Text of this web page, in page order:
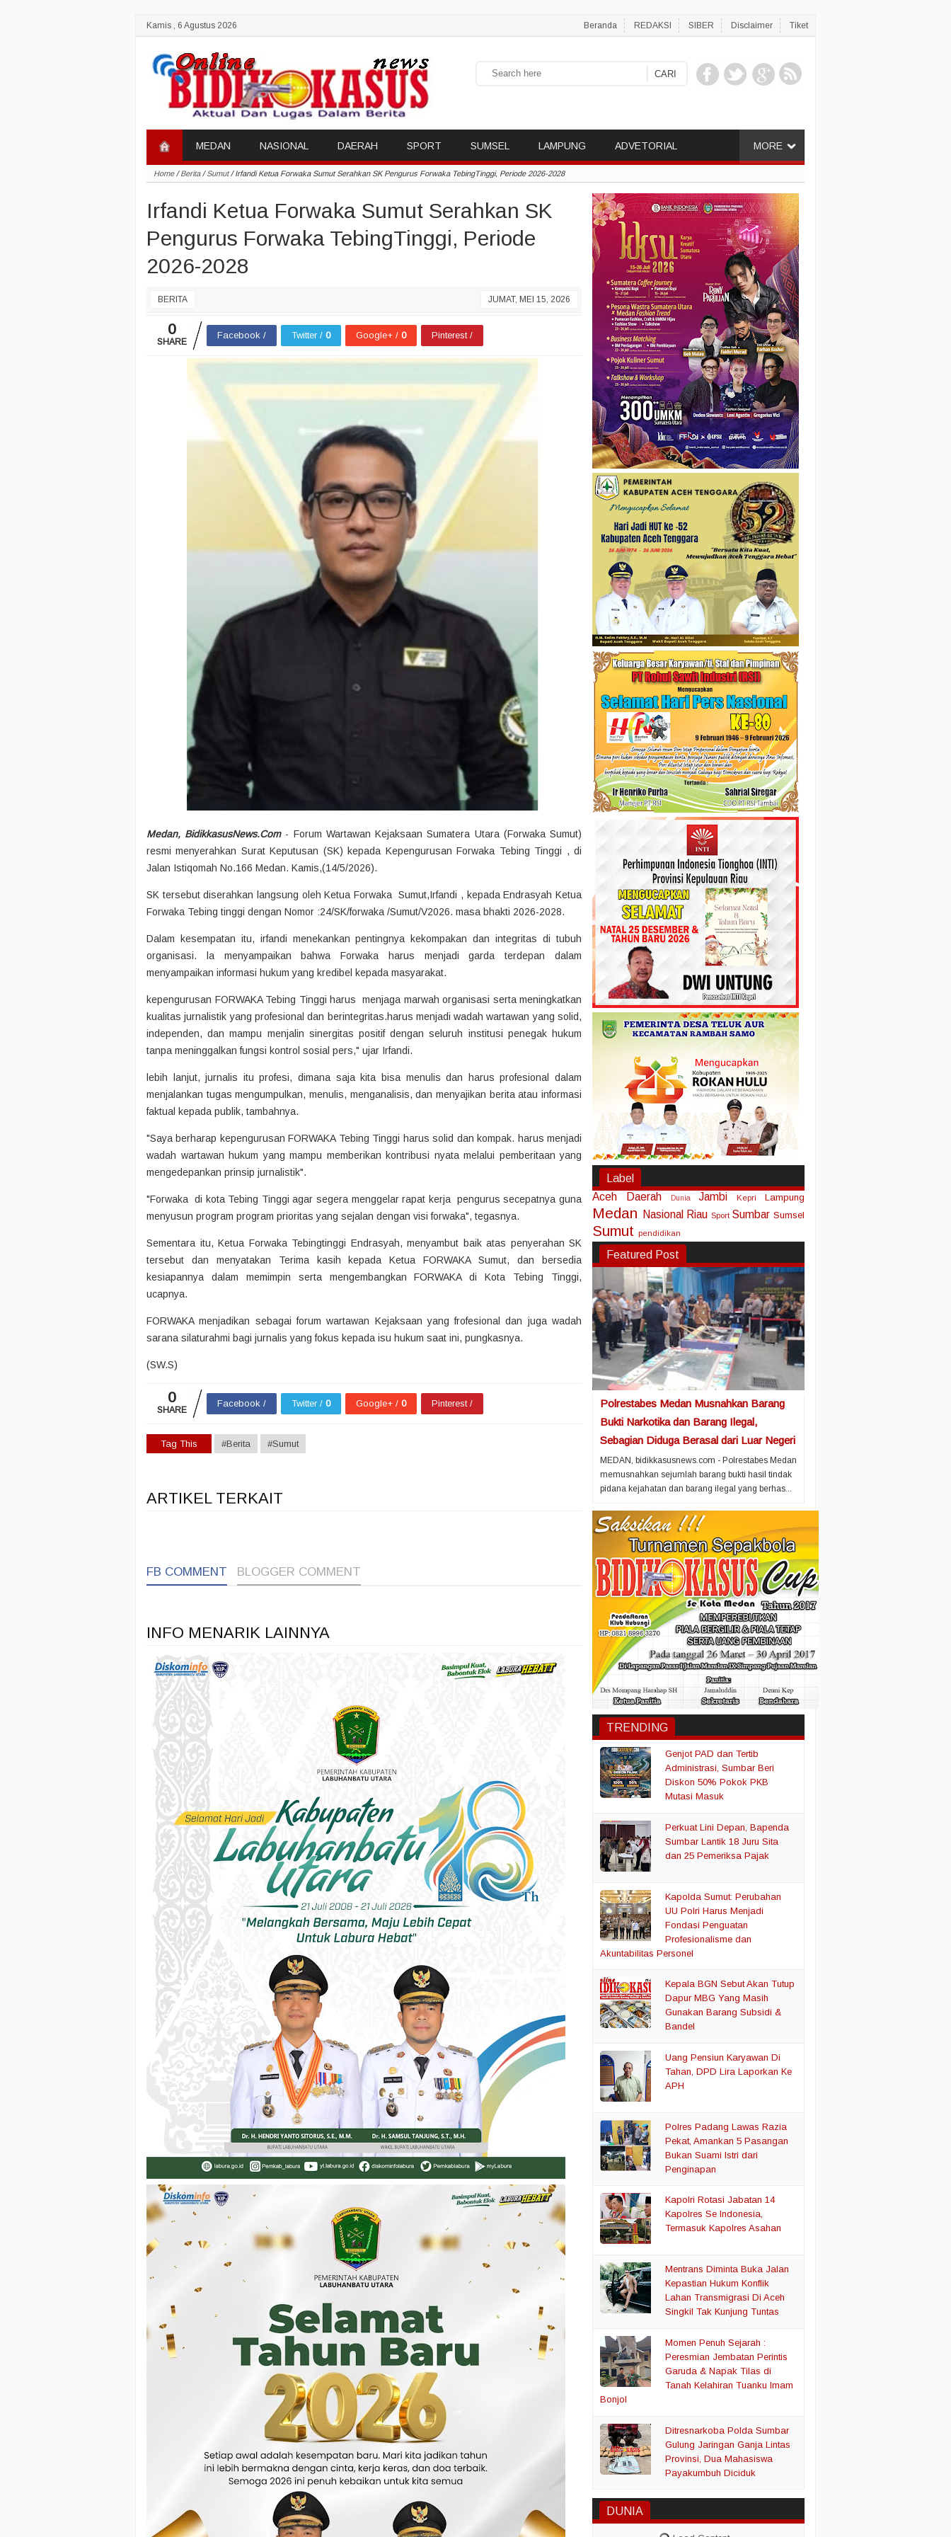
Kamis , 6 Agustus 2026 Beranda REDAKSI SIBER Disclaimer Tiket
MORE
MEDAN NASIONAL DAERAH SPORT SUMSEL LAMPUNG ADVETORIAL
Home/Berita/Sumut/Irfandi Ketua Forwaka Sumut Serahkan SK Pengurus Forwaka TebingTinggi, Periode 2026-2028
Irfandi Ketua Forwaka Sumut Serahkan SK
Pengurus Forwaka TebingTinggi, Periode
2026-2028
BERITA JUMAT, MEI 15, 2026
0
SHARE
Facebook / Twitter / 0 Google+ / 0 Pinterest /
Medan, BidikkasusNews.Com- Forum Wartawan Kejaksaan Sumatera Utara (Forwaka Sumut)
resmi menyerahkan Surat Keputusan (SK) kepada Kepengurusan Forwaka Tebing Tinggi , di
Jalan Istiqomah No.166 Medan. Kamis,(14/5/2026).
SK tersebut diserahkan langsung oleh Ketua Forwaka Sumut,Irfandi , kepada Endrasyah Ketua
Forwaka Tebing tinggi dengan Nomor :24/SK/forwaka /Sumut/V2026. masa bhakti 2026-2028.
Dalam kesempatan itu, irfandi menekankan pentingnya kekompakan dan integritas di tubuh
organisasi. la menyampaikan bahwa Forwaka harus menjadi garda terdepan dalam
menyampaikan informasi hukum yang kredibel kepada masyarakat.
kepengurusan FORWAKA Tebing Tinggi harus menjaga marwah organisasi serta meningkatkan
kualitas jurnalistik yang profesional dan berintegritas.harus menjadi wadah wartawan yang solid,
independen, dan mampu menjalin sinergitas positif dengan seluruh institusi penegak hukum
tanpa meninggalkan fungsi kontrol sosial pers," ujar Irfandi.
lebih lanjut, jurnalis itu profesi, dimana saja kita bisa menulis dan harus profesional dalam
menjalankan tugas mengumpulkan, menulis, menganalisis, dan menyajikan berita atau informasi
faktual kepada publik, tambahnya.
"Saya berharap kepengurusan FORWAKA Tebing Tinggi harus solid dan kompak. harus menjadi
wadah wartawan hukum yang mampu memberikan kontribusi nyata melalui pemberitaan yang
mengedepankan prinsip jurnalistik".
"Forwaka di kota Tebing Tinggi agar segera menggelar rapat kerja pengurus secepatnya guna
menyusun program program prioritas yang sejalan dengan visi forwaka", tegasnya.
Sementara itu, Ketua Forwaka Tebingtinggi Endrasyah, menyambut baik atas penyerahan SK
tersebut dan menyatakan Terima kasih kepada Ketua FORWAKA Sumut, dan bersedia
kesiapannya dalam memimpin serta mengembangkan FORWAKA di Kota Tebing Tinggi,
ucapnya.
FORWAKA menjadikan sebagai forum wartawan Kejaksaan yang frofesional dan juga wadah
sarana silaturahmi bagi jurnalis yang fokus kepada isu hukum saat ini, pungkasnya.
(SW.S)
0
SHARE
Facebook / Twitter / 0 Google+ / 0 Pinterest /
Tag This #Berita #Sumut
ARTIKEL TERKAIT
FB COMMENT BLOGGER COMMENT
INFO MENARIK LAINNYA
Label
Aceh
Daerah Dunia Jambi Kepri Lampung
Medan Nasional Riau Sport Sumbar Sumsel
Sumut pendidikan
Featured Post
Polrestabes Medan Musnahkan Barang
Bukti Narkotika dan Barang Ilegal,
Sebagian Diduga Berasal dari Luar Negeri
MEDAN, bidikkasusnews.com - Polrestabes Medan
memusnahkan sejumlah barang bukti hasil tindak
pidana kejahatan dan barang ilegal yang berhas...
TRENDING
Genjot PAD dan Tertib
Administrasi, Sumbar Beri
Diskon 50% Pokok PKB
Mutasi Masuk
Perkuat Lini Depan, Bapenda
Sumbar Lantik 18 Juru Sita
dan 25 Pemeriksa Pajak
Kapolda Sumut: Perubahan
UU Polri Harus Menjadi
Fondasi Penguatan
Profesionalisme dan
Akuntabilitas Personel
Kepala BGN Sebut Akan Tutup
Dapur MBG Yang Masih
Gunakan Barang Subsidi &
Bandel
Uang Pensiun Karyawan Di
Tahan, DPD Lira Laporkan Ke
APH
Polres Padang Lawas Razia
Pekat, Amankan 5 Pasangan
Bukan Suami Istri dari
Penginapan
Kapolri Rotasi Jabatan 14
Kapolres Se Indonesia,
Termasuk Kapolres Asahan
Mentrans Diminta Buka Jalan
Kepastian Hukum Konflik
Lahan Transmigrasi Di Aceh
Singkil Tak Kunjung Tuntas
Momen Penuh Sejarah :
Peresmian Jembatan Perintis
Garuda & Napak Tilas di
Tanah Kelahiran Tuanku Imam
Bonjol
Ditresnarkoba Polda Sumbar
Gulung Jaringan Ganja Lintas
Provinsi, Dua Mahasiswa
Payakumbuh Diciduk
DUNIA